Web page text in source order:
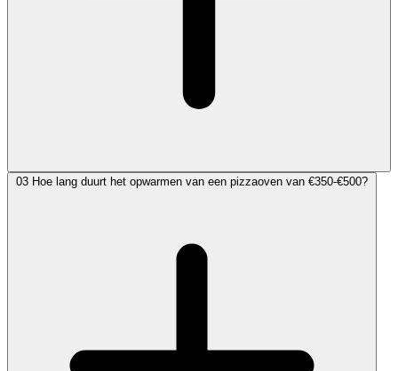
03 Hoe lang duurt het opwarmen van een pizzaoven van €350-€500?